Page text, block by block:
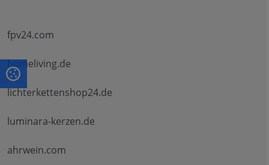
fpv24.com
homeliving.de
lichterkettenshop24.de
luminara-kerzen.de
ahrwein.com